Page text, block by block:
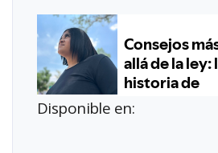
Disponible en: